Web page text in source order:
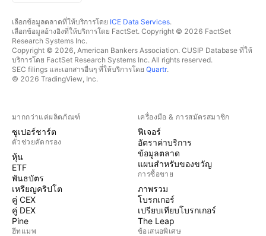
เลือกข้อมูลตลาดที่ให้บริการโดย ICE Data Services.
เลือกข้อมูลอ้างอิงที่ให้บริการโดย FactSet. Copyright © 2026 FactSet
Research Systems Inc.
Copyright © 2026, American Bankers Association. CUSIP Database ที่ให้
บริการโดย FactSet Research Systems Inc. All rights reserved.
SEC filings และเอกสารอื่นๆ ที่ให้บริการโดย Quartr.
© 2026 TradingView, Inc.
มากกว่าแค่ผลิตภัณฑ์
ซูเปอร์ชาร์ต
ตัวช่วยคัดกรอง
หุ้น
ETF
พันธบัตร
เหรียญคริปโต
คู่ CEX
คู่ DEX
Pine
ฮีทแมพ
เครื่องมือ & การสมัครสมาชิก
ฟีเจอร์
อัตราค่าบริการ
ข้อมูลตลาด
แผนสำหรับของขวัญ
การซื้อขาย
ภาพรวม
โบรกเกอร์
เปรียบเทียบโบรกเกอร์
The Leap
ข้อเสนอพิเศษ